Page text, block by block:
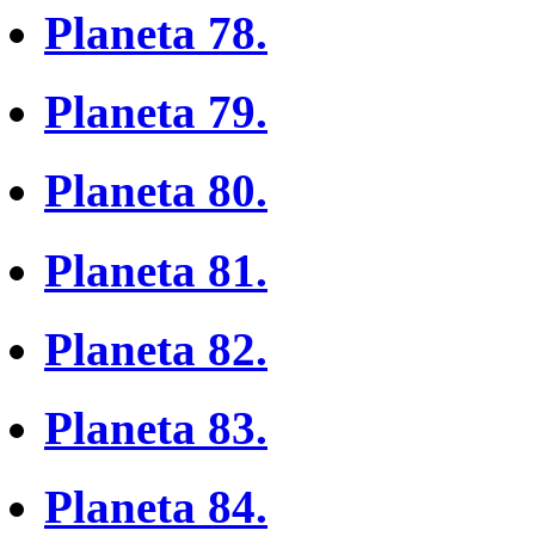
Planeta 78.
Planeta 79.
Planeta 80.
Planeta 81.
Planeta 82.
Planeta 83.
Planeta 84.